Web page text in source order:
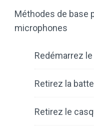
Méthodes de base
microphones
Redémarrez
Retirez la
Retirez le